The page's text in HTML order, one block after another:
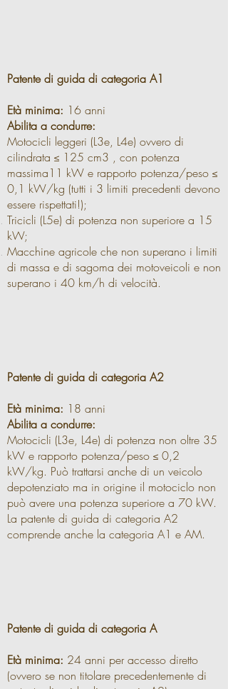
Patente di guida di categoria A1
Età minima: 16 anni
Abilita a condurre:
Motocicli leggeri (L3e, L4e) ovvero di
cilindrata ≤ 125 cm3 , con potenza
massima11 kW e rapporto potenza/peso ≤
0,1 kW/kg (tutti i 3 limiti precedenti devono
essere rispettati!);
Tricicli (L5e) di potenza non superiore a 15
kW;
Macchine agricole che non superano i limiti
di massa e di sagoma dei motoveicoli e non
superano i 40 km/h di velocità.
Patente di guida di categoria A2
Età minima: 18 anni
Abilita a condurre:
Motocicli (L3e, L4e) di potenza non oltre 35
kW e rapporto potenza/peso ≤ 0,2
kW/kg. Può trattarsi anche di un veicolo
depotenziato ma in origine il motociclo non
può avere una potenza superiore a 70 kW.
La patente di guida di categoria A2
comprende anche la categoria A1 e AM.
Patente di guida di categoria A
Età minima: 24 anni per accesso diretto
(ovvero se non titolare precedentemente di